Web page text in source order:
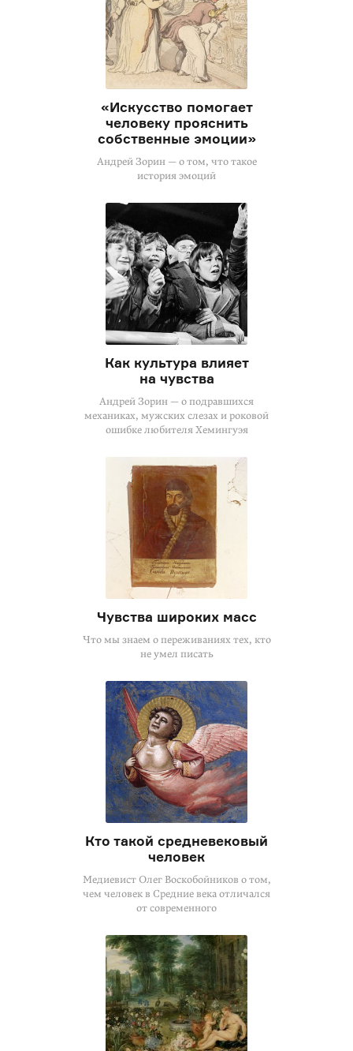
«Искусство помогает
человеку прояснить
собственные эмоции»
Андрей Зорин — о том, что такое
история эмоций
Как культура влияет
на чувства
Андрей Зорин — о подравшихся
механиках, мужских слезах и роковой
ошибке любителя Хемингуэя
Чувства широких масс
Что мы знаем о переживаниях тех, кто
не умел писать
Кто такой средневековый
человек
Медиевист Олег Воскобойников о том,
чем человек в Средние века отличался
от современного